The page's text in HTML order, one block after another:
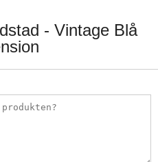
- Vintage Blå